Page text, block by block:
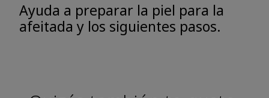
Ayuda a preparar la piel para la
afeitada y los siguientes pasos.